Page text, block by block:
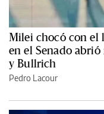
Milei chocó con el
en el Senado
y Bullrich
Pedro Lacour